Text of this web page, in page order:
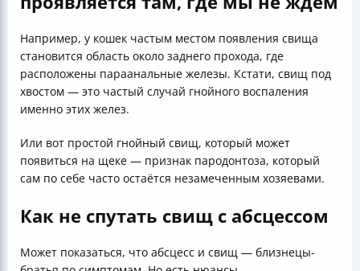
Например, у кошек частым местом появления свища
становится область около заднего прохода, где
расположены параанальные железы. Кстати, свищ под
хвостом — это частый случай гнойного воспаления
именно этих желез.
Или вот простой гнойный свищ, который может
появиться на щеке — признак пародонтоза, который
сам по себе часто остаётся незамеченным хозяевами.
Как не спутать свищ с абсцессом
Может показаться, что абсцесс и свищ — близнецы-